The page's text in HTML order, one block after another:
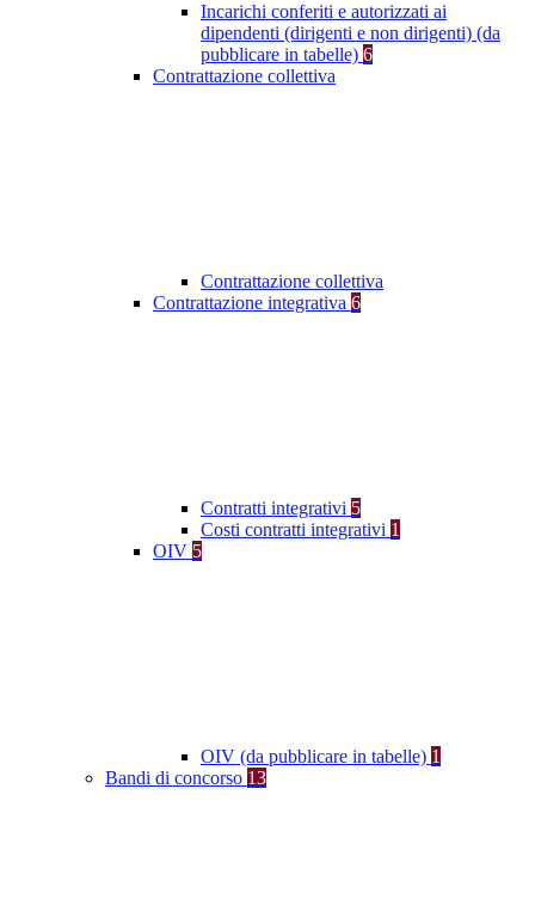
Incarichi conferiti e autorizzati ai
dipendenti (dirigenti e non dirigenti) (da
pubblicare in tabelle) 6
Contrattazione collettiva
Contrattazione collettiva
Contrattazione integrativa 6
Contratti integrativi 5
Costi contratti integrativi 1
OIV 5
OIV (da pubblicare in tabelle) 1
Bandi di concorso 13